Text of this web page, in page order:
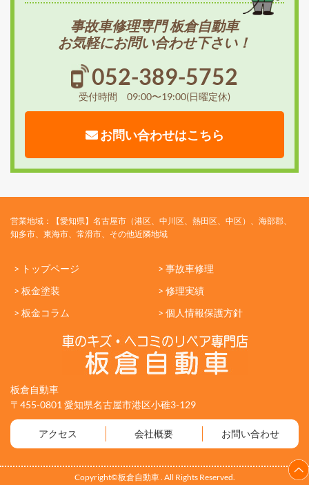
事故車修理専門 板倉自動車
お気軽にお問い合わせ下さい！
052-389-5752
受付時間 09:00〜19:00(日曜定休)
お問い合わせはこちら
営業地域：【愛知県】名古屋市（港区、中川区、熱田区、中区）、海部郡、
知多市、東海市、常滑市、その他近隣地域
> トップページ
> 事故車修理
> 板金塗装
> 修理実績
> 板金コラム
> 個人情報保護方針
板倉自動車
〒455-0801 愛知県名古屋市港区小碓3-129
アクセス 会社概要 お問い合わせ
Copyright©板倉自動車 . All Rights Reserved.